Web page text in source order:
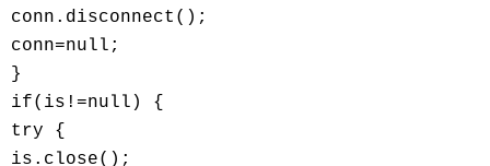
conn.disconnect();
conn=null;
}
if(is!=null) {
try {
is.close();